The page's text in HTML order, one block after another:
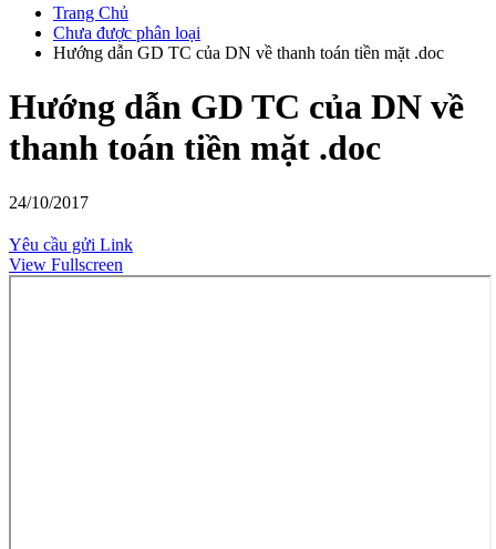
Trang Chủ
Chưa được phân loại
Hướng dẫn GD TC của DN về thanh toán tiền mặt .doc
Hướng dẫn GD TC của DN về
thanh toán tiền mặt .doc
24/10/2017
Yêu cầu gửi Link
View Fullscreen